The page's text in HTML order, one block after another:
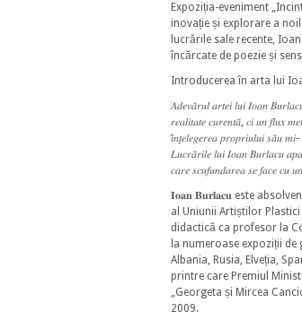
Expoziția-eveniment
inovație și explorare a
lucrările sale recente,
încărcate de poezie și
Introducerea în arta lui
𝐴𝑑𝑒𝑣𝑎̆𝑟𝑢𝑙 𝑎𝑟𝑡𝑒𝑖 𝑙𝑢𝑖 𝐼𝑜𝑎𝑛
𝑟𝑒𝑎𝑙𝑖𝑡𝑎𝑡𝑒 𝑐𝑢𝑟𝑒𝑛𝑡𝑎̆, 𝑐𝑖 𝑢𝑛 𝑓𝑙𝑢𝑥
𝑖̂𝑛𝑡̦𝑒𝑙𝑒𝑔𝑒𝑟𝑒𝑎 𝑝𝑟𝑜𝑝𝑟𝑖𝑢𝑙𝑢𝑖 𝑠𝑎̆𝑢
𝐿𝑢𝑐𝑟𝑎̆𝑟𝑖𝑙𝑒 𝑙𝑢𝑖 𝐼𝑜𝑎𝑛 𝐵𝑢𝑟𝑙𝑎𝑐𝑢
𝑐𝑎𝑟𝑒 𝑠𝑐𝑢𝑓𝑢𝑛𝑑𝑎𝑟𝑒𝑎 𝑠𝑒 𝑓𝑎𝑐𝑒 𝑐𝑢
𝐈𝐨𝐚𝐧 𝐁𝐮𝐫𝐥𝐚𝐜𝐮 este
al Uniunii Artiștilor
didactică ca profesor la
la numeroase expoziții de
Albania, Rusia, Elveția,
printre care Premiul
„Georgeta și Mircea
2009.